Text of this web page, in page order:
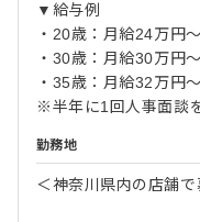
▼給与例
・20歳：月給24万円～
・30歳：月給30万円～
・35歳：月給32万円～
※半年に1回人事面談
勤務地
＜神奈川県内の店舗で